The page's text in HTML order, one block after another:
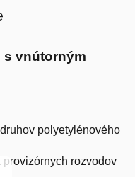
s vnútorným
polyetylénového
rozvodov